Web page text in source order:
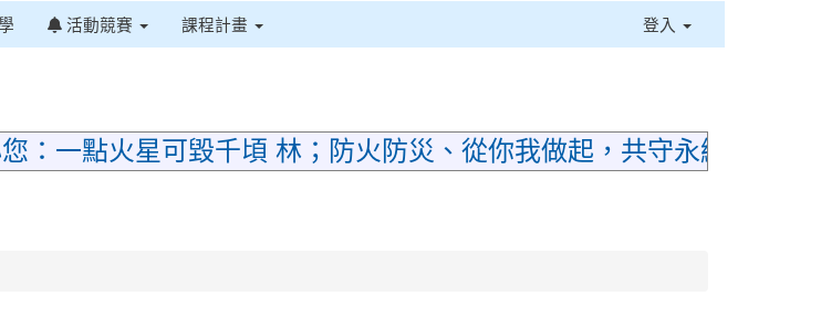
活動競賽 課程計畫 登入
：一點火星可毀千頃 林；防火防災、從你我做起，共守永續家園